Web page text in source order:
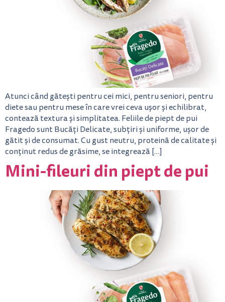
Atunci când gătești pentru cei mici, pentru seniori, pentru
diete sau pentru mese în care vrei ceva ușor și echilibrat,
contează textura și simplitatea. Feliile de piept de pui
Fragedo sunt Bucăți Delicate, subțiri și uniforme, ușor de
gătit și de consumat. Cu gust neutru, proteină de calitate și
conținut redus de grăsime, se integrează […]
Mini-fileuri din piept de pui